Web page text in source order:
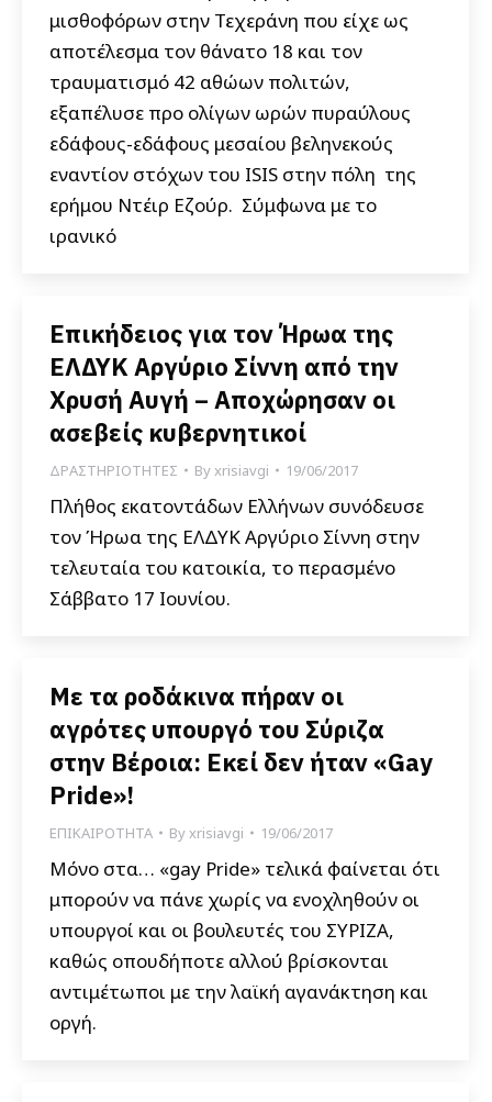
μισθοφόρων στην Τεχεράνη που είχε ως
αποτέλεσμα τον θάνατο 18 και τον
τραυματισμό 42 αθώων πολιτών,
εξαπέλυσε προ ολίγων ωρών πυραύλους
εδάφους-εδάφους μεσαίου βεληνεκούς
εναντίον στόχων του ISIS στην πόλη της
ερήμου Ντέιρ Εζούρ. Σύμφωνα με το
ιρανικό
Επικήδειος για τον Ήρωα της
ΕΛΔΥΚ Αργύριο Σίννη από την
Χρυσή Αυγή – Αποχώρησαν οι
ασεβείς κυβερνητικοί
ΔΡΑΣΤΗΡΙΟΤΗΤΕΣ Byxrisiavgi 19/06/2017
Πλήθος εκατοντάδων Ελλήνων συνόδευσε
τον Ήρωα της ΕΛΔΥΚ Αργύριο Σίννη στην
τελευταία του κατοικία, το περασμένο
Σάββατο 17 Ιουνίου.
Με τα ροδάκινα πήραν οι
αγρότες υπουργό του Σύριζα
στην Βέροια: Εκεί δεν ήταν «Gay
Pride»!
ΕΠΙΚΑΙΡΟΤΗΤΑ Byxrisiavgi 19/06/2017
Μόνο στα… «gay Pride» τελικά φαίνεται ότι
μπορούν να πάνε χωρίς να ενοχληθούν οι
υπουργοί και οι βουλευτές του ΣΥΡΙΖΑ,
καθώς οπουδήποτε αλλού βρίσκονται
αντιμέτωποι με την λαϊκή αγανάκτηση και
οργή.